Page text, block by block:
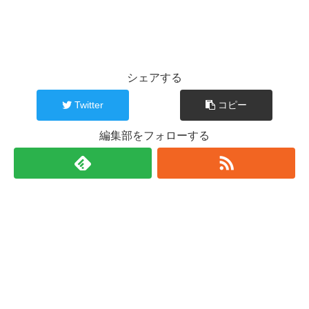
シェアする
Twitter コピー
編集部をフォローする